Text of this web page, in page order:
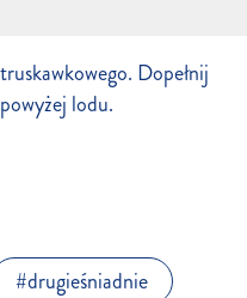
Dopełnij
lodu.
drugieśniadnie